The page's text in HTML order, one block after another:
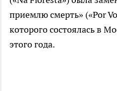
приемлю смерть» («Por
которого состоялась в
этого года.